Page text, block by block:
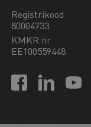
Registrikood
80004733
KMKR nr
EE100559448